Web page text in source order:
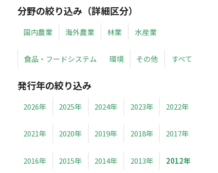
分野の絞り込み（詳細区分）
国内農業 海外農業 林業 水産業
食品・フードシステム 環境 その他 すべて
発行年の絞り込み
2026年 2025年 2024年 2023年 2022年
2021年 2020年 2019年 2018年 2017年
2016年 2015年 2014年 2013年 2012年